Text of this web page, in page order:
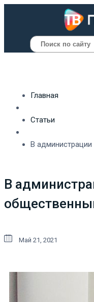
Поиск
Главная
Статьи
В
В
Май 21, 2021